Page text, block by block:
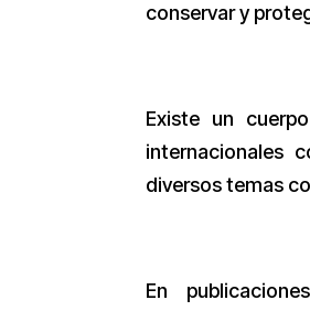
conservar y
Existe un
internacionales
diversos temas
En